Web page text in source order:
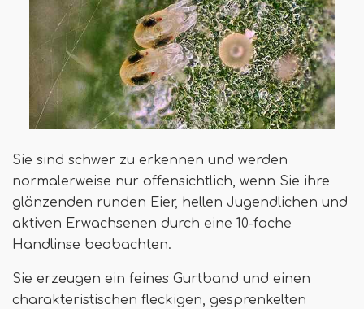
Sie sind schwer zu erkennen und werden
normalerweise nur offensichtlich, wenn Sie ihre
glänzenden runden Eier, hellen Jugendlichen und
aktiven Erwachsenen durch eine 10-fache
Handlinse beobachten.
Sie erzeugen ein feines Gurtband und einen
charakteristischen fleckigen, gesprenkelten